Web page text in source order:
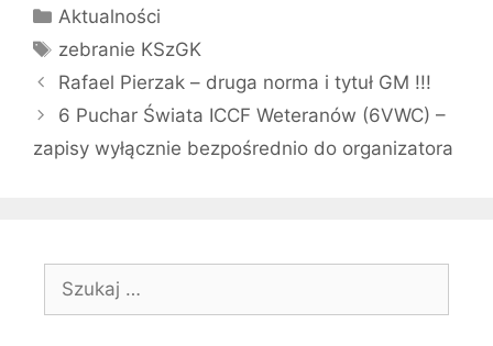
Kategorie
Aktualności
Tagi
zebranie KSzGK
Rafael Pierzak – druga norma i tytuł GM !!!
6 Puchar Świata ICCF Weteranów (6VWC) –
zapisy wyłącznie bezpośrednio do organizatora
Szukaj: